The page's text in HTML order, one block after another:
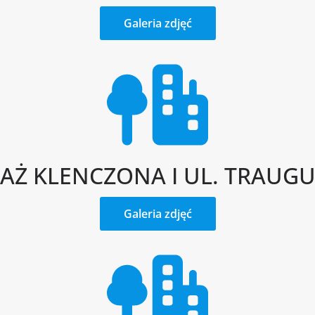
Galeria zdjęć
KLENCZONA I UL.
Galeria zdjęć